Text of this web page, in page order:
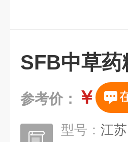
SFB中草药
参考价： ￥
型号： 江苏